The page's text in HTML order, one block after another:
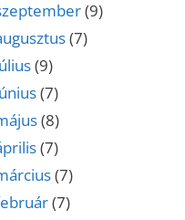
(9)
(7)
(9)
(7)
(8)
(7)
(7)
(7)